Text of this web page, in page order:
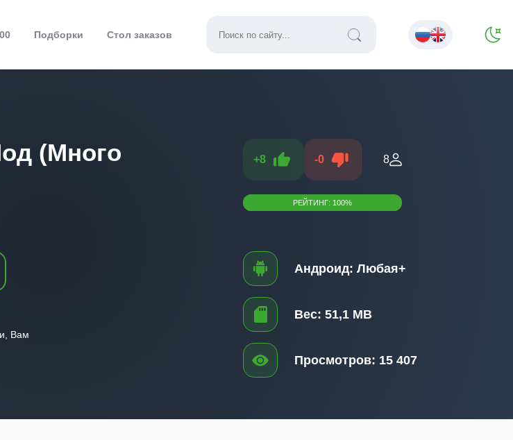
Подборки Стол заказов
(Много
Вам
+8 -0 8
РЕЙТИНГ: 100%
Андроид: Любая+
Вес: 51,1 MB
Просмотров: 15 407